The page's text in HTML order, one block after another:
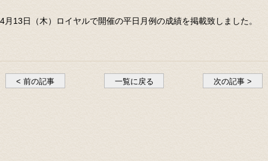
4月13日（木）ロイヤルで開催の平日月例の成績を掲載致しました。
< 前の記事 一覧に戻る 次の記事 >